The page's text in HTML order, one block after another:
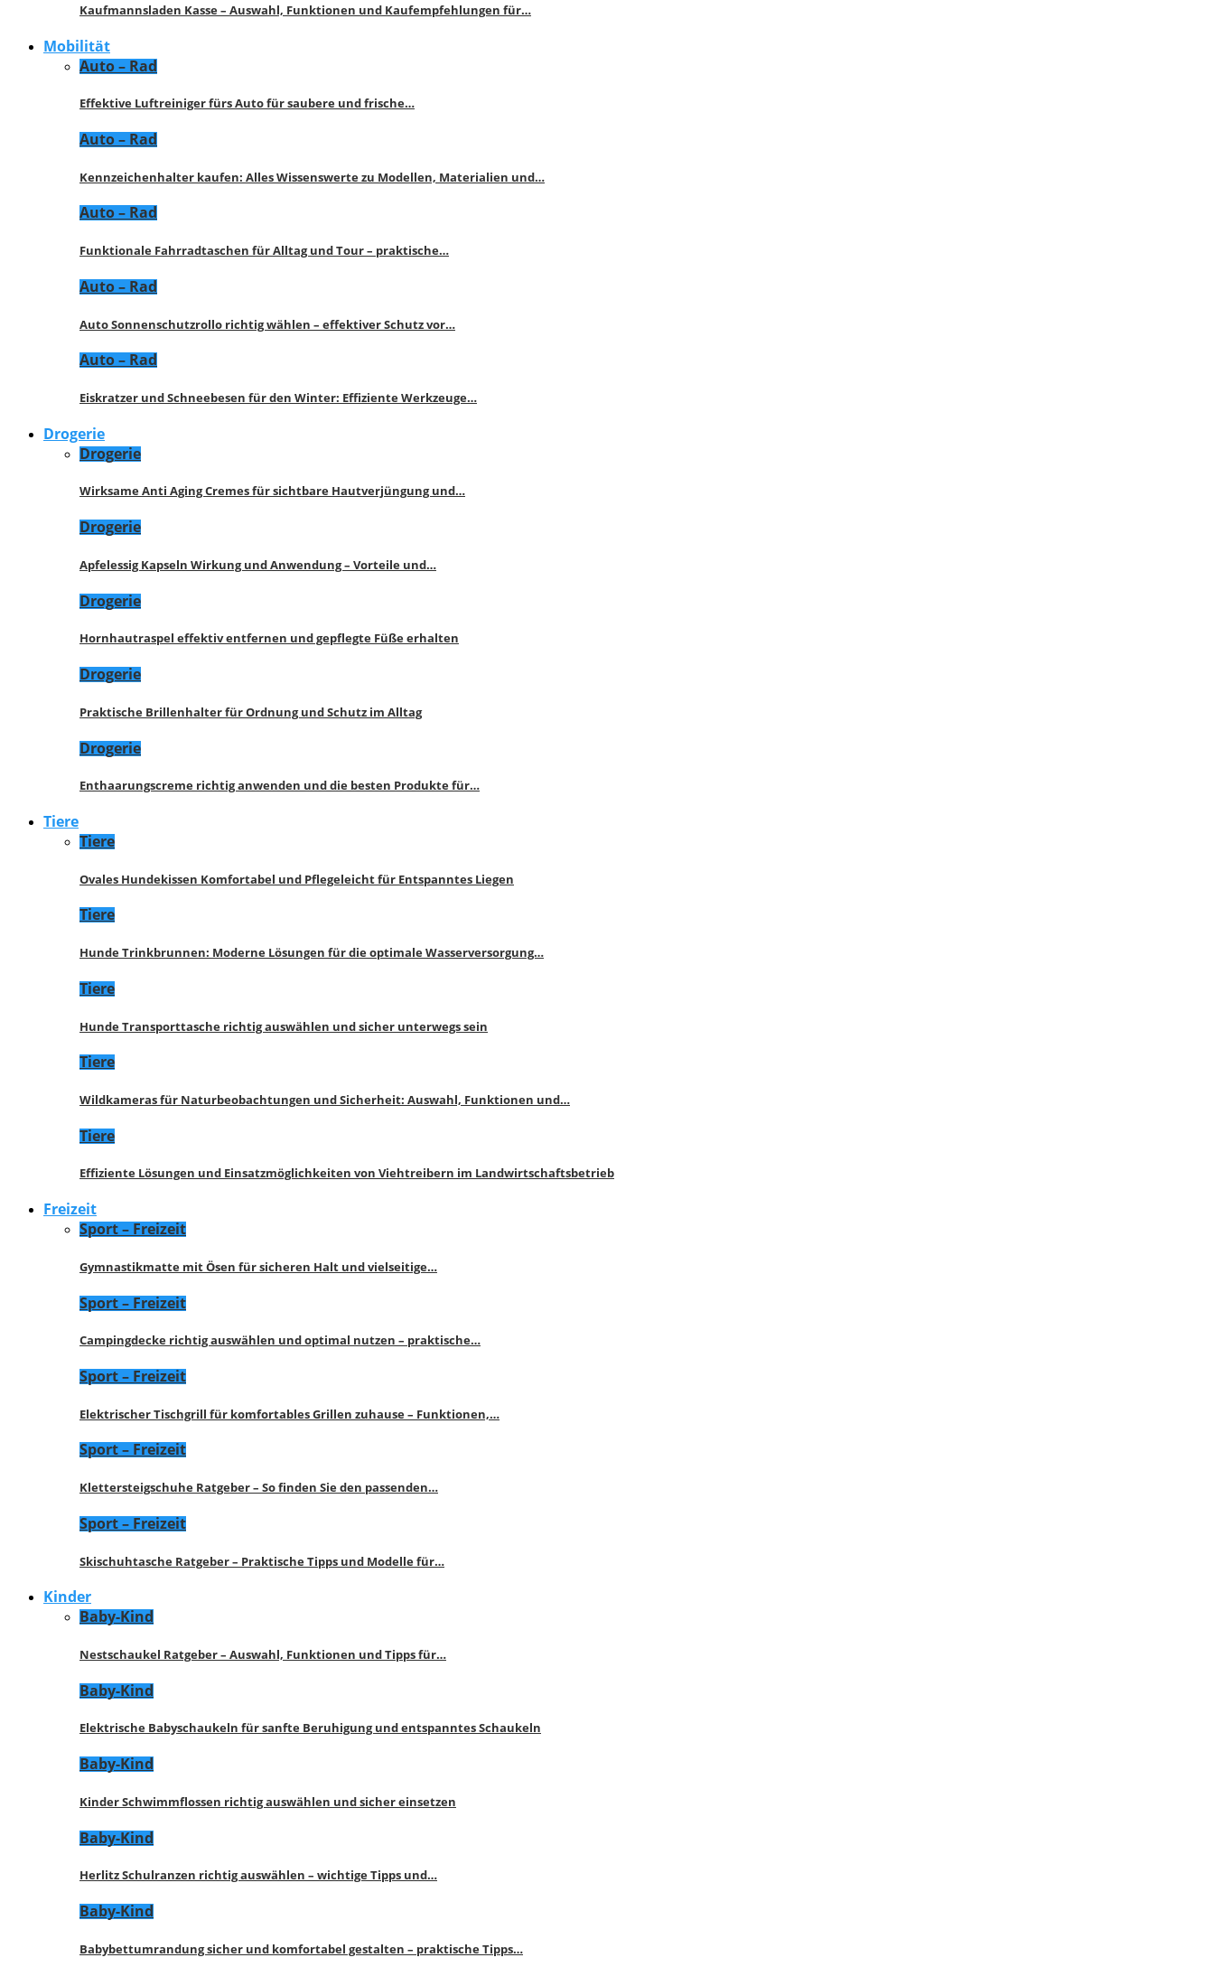
Kaufmannsladen Kasse – Auswahl, Funktionen und Kaufempfehlungen für…
Mobilität
Auto – Rad
Effektive Luftreiniger fürs Auto für saubere und frische…
Auto – Rad
Kennzeichenhalter kaufen: Alles Wissenswerte zu Modellen, Materialien und…
Auto – Rad
Funktionale Fahrradtaschen für Alltag und Tour – praktische…
Auto – Rad
Auto Sonnenschutzrollo richtig wählen – effektiver Schutz vor…
Auto – Rad
Eiskratzer und Schneebesen für den Winter: Effiziente Werkzeuge…
Drogerie
Drogerie
Wirksame Anti Aging Cremes für sichtbare Hautverjüngung und…
Drogerie
Apfelessig Kapseln Wirkung und Anwendung – Vorteile und…
Drogerie
Hornhautraspel effektiv entfernen und gepflegte Füße erhalten
Drogerie
Praktische Brillenhalter für Ordnung und Schutz im Alltag
Drogerie
Enthaarungscreme richtig anwenden und die besten Produkte für…
Tiere
Tiere
Ovales Hundekissen Komfortabel und Pflegeleicht für Entspanntes Liegen
Tiere
Hunde Trinkbrunnen: Moderne Lösungen für die optimale Wasserversorgung…
Tiere
Hunde Transporttasche richtig auswählen und sicher unterwegs sein
Tiere
Wildkameras für Naturbeobachtungen und Sicherheit: Auswahl, Funktionen und…
Tiere
Effiziente Lösungen und Einsatzmöglichkeiten von Viehtreibern im Landwirtschaftsbetrieb
Freizeit
Sport – Freizeit
Gymnastikmatte mit Ösen für sicheren Halt und vielseitige…
Sport – Freizeit
Campingdecke richtig auswählen und optimal nutzen – praktische…
Sport – Freizeit
Elektrischer Tischgrill für komfortables Grillen zuhause – Funktionen,…
Sport – Freizeit
Klettersteigschuhe Ratgeber – So finden Sie den passenden…
Sport – Freizeit
Skischuhtasche Ratgeber – Praktische Tipps und Modelle für…
Kinder
Baby-Kind
Nestschaukel Ratgeber – Auswahl, Funktionen und Tipps für…
Baby-Kind
Elektrische Babyschaukeln für sanfte Beruhigung und entspanntes Schaukeln
Baby-Kind
Kinder Schwimmflossen richtig auswählen und sicher einsetzen
Baby-Kind
Herlitz Schulranzen richtig auswählen – wichtige Tipps und…
Baby-Kind
Babybettumrandung sicher und komfortabel gestalten – praktische Tipps…